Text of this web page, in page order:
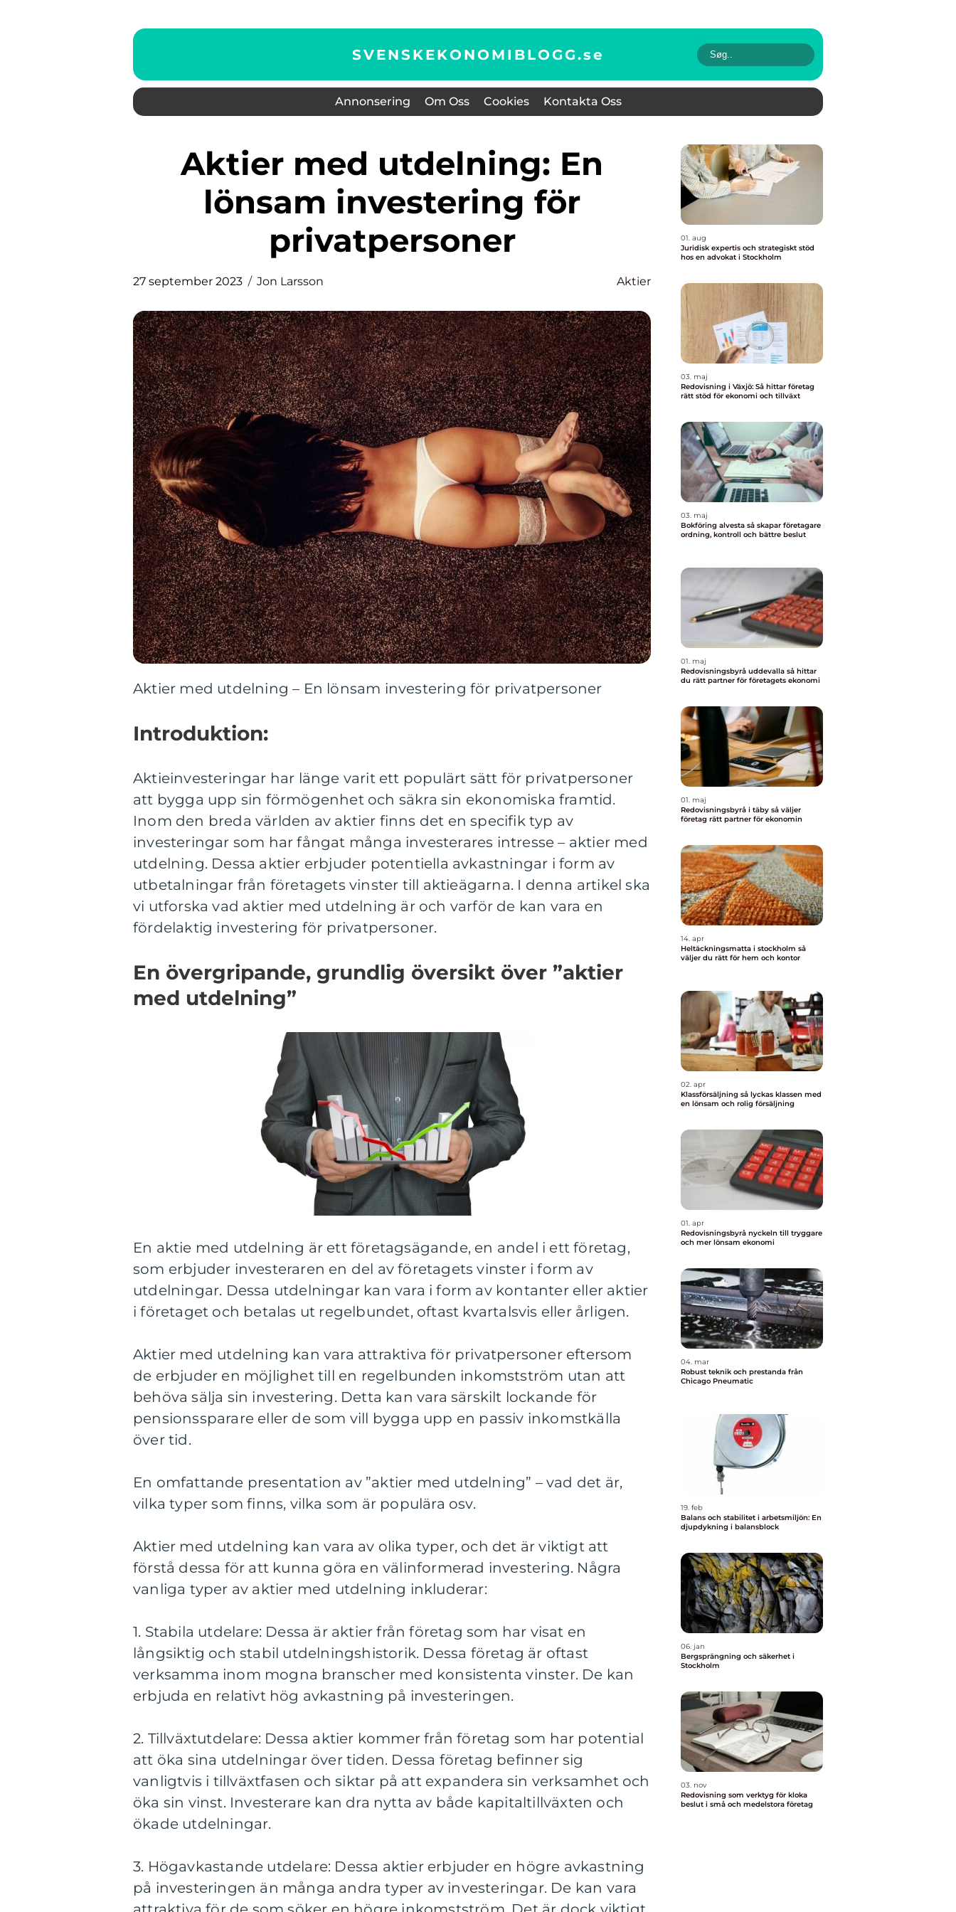
SVENSKEKONOMIBLOGG.se
Annonsering Om Oss Cookies Kontakta Oss
Aktier med utdelning: En
lönsam investering för
privatpersoner
27 september 2023 Jon Larsson Aktier
Aktier med utdelning – En lönsam investering för privatpersoner
Introduktion:
Aktieinvesteringar har länge varit ett populärt sätt för privatpersoner
att bygga upp sin förmögenhet och säkra sin ekonomiska framtid.
Inom den breda världen av aktier finns det en specifik typ av
investeringar som har fångat många investerares intresse – aktier med
utdelning. Dessa aktier erbjuder potentiella avkastningar i form av
utbetalningar från företagets vinster till aktieägarna. I denna artikel ska
vi utforska vad aktier med utdelning är och varför de kan vara en
fördelaktig investering för privatpersoner.
En övergripande, grundlig översikt över ”aktier
med utdelning”
En aktie med utdelning är ett företagsägande, en andel i ett företag,
som erbjuder investeraren en del av företagets vinster i form av
utdelningar. Dessa utdelningar kan vara i form av kontanter eller aktier
i företaget och betalas ut regelbundet, oftast kvartalsvis eller årligen.
Aktier med utdelning kan vara attraktiva för privatpersoner eftersom
de erbjuder en möjlighet till en regelbunden inkomstström utan att
behöva sälja sin investering. Detta kan vara särskilt lockande för
pensionssparare eller de som vill bygga upp en passiv inkomstkälla
över tid.
En omfattande presentation av ”aktier med utdelning” – vad det är,
vilka typer som finns, vilka som är populära osv.
Aktier med utdelning kan vara av olika typer, och det är viktigt att
förstå dessa för att kunna göra en välinformerad investering. Några
vanliga typer av aktier med utdelning inkluderar:
1. Stabila utdelare: Dessa är aktier från företag som har visat en
långsiktig och stabil utdelningshistorik. Dessa företag är oftast
verksamma inom mogna branscher med konsistenta vinster. De kan
erbjuda en relativt hög avkastning på investeringen.
2. Tillväxtutdelare: Dessa aktier kommer från företag som har potential
att öka sina utdelningar över tiden. Dessa företag befinner sig
vanligtvis i tillväxtfasen och siktar på att expandera sin verksamhet och
öka sin vinst. Investerare kan dra nytta av både kapitaltillväxten och
ökade utdelningar.
3. Högavkastande utdelare: Dessa aktier erbjuder en högre avkastning
på investeringen än många andra typer av investeringar. De kan vara
01. aug
Juridisk expertis och strategiskt stöd
hos en advokat i Stockholm
03. maj
Redovisning i Växjö: Så hittar företag
rätt stöd för ekonomi och tillväxt
03. maj
Bokföring alvesta så skapar företagare
ordning, kontroll och bättre beslut
01. maj
Redovisningsbyrå uddevalla så hittar
du rätt partner för företagets ekonomi
01. maj
Redovisningsbyrå i täby så väljer
företag rätt partner för ekonomin
14. apr
Heltäckningsmatta i stockholm så
väljer du rätt för hem och kontor
02. apr
Klassförsäljning så lyckas klassen med
en lönsam och rolig försäljning
01. apr
Redovisningsbyrå nyckeln till tryggare
och mer lönsam ekonomi
04. mar
Robust teknik och prestanda från
Chicago Pneumatic
19. feb
Balans och stabilitet i arbetsmiljön: En
djupdykning i balansblock
06. jan
Bergsprängning och säkerhet i
Stockholm
03. nov
Redovisning som verktyg för kloka
beslut i små och medelstora företag